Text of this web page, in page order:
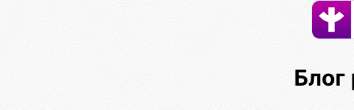
Блог